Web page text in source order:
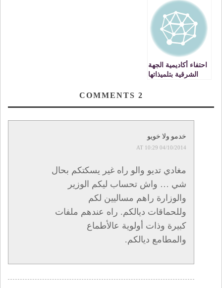
الظل…..
احتفاء أكاديمية الجهة
الشرقية بتلميذاتها
2
خدمو ولا خويو
04/10/2014 AT 10:29
مغادي تديو والو راه غير يسكتكم بحال
شي … واش تحساب ليكم الوزير
والوزارة راهم مساليين لكم
وللحماقات ديالكم. راه عندهم ملفات
كبيرة وذات أولوية عالأطماع
والمطامع ديالكم.